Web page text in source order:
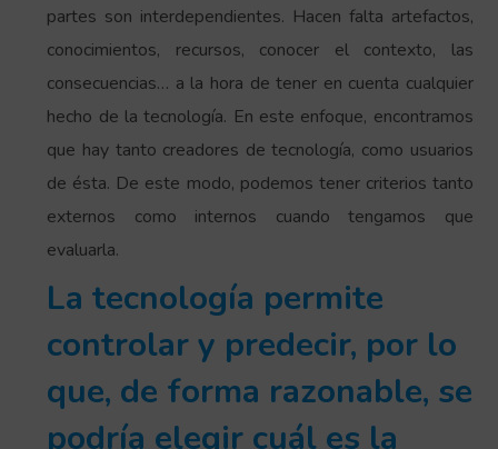
partes son interdependientes. Hacen falta artefactos,
conocimientos, recursos, conocer el contexto, las
consecuencias… a la hora de tener en cuenta cualquier
hecho de la tecnología. En este enfoque, encontramos
que hay tanto creadores de tecnología, como usuarios
de ésta. De este modo, podemos tener criterios tanto
externos como internos cuando tengamos que
evaluarla.
La tecnología permite
controlar y predecir, por lo
que, de forma razonable, se
podría elegir cuál es la